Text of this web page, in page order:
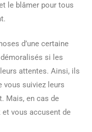
le blâmer pour tous
d’une certaine
si les
attentes. Ainsi, ils
vous suiviez leurs
Mais, en cas de
et vous accusent de